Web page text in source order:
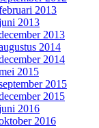
2013
2013
2013
2014
2014
2015
2015
2015
2016
2016